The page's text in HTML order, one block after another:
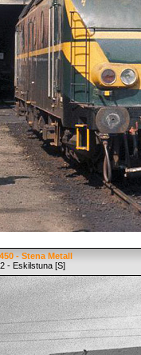
- Stena Metall
- Eskilstuna [S]